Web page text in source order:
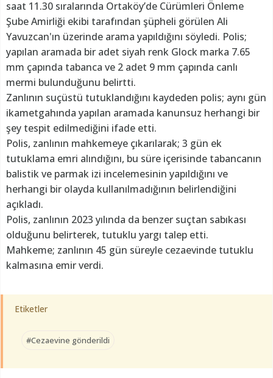
saat 11.30 sıralarında Ortaköy’de Cürümleri Önleme
Şube Amirliği ekibi tarafından şüpheli görülen Ali
Yavuzcan'ın üzerinde arama yapıldığını söyledi. Polis;
yapılan aramada bir adet siyah renk Glock marka 7.65
mm çapında tabanca ve 2 adet 9 mm çapında canlı
mermi bulunduğunu belirtti.
Zanlının suçüstü tutuklandığını kaydeden polis; aynı gün
ikametgahında yapılan aramada kanunsuz herhangi bir
şey tespit edilmediğini ifade etti.
Polis, zanlının mahkemeye çıkarılarak; 3 gün ek
tutuklama emri alındığını, bu süre içerisinde tabancanın
balistik ve parmak izi incelemesinin yapıldığını ve
herhangi bir olayda kullanılmadığının belirlendiğini
açıkladı.
Polis, zanlının 2023 yılında da benzer suçtan sabıkası
olduğunu belirterek, tutuklu yargı talep etti.
Mahkeme; zanlının 45 gün süreyle cezaevinde tutuklu
kalmasına emir verdi.
Etiketler
#Cezaevine gönderildi